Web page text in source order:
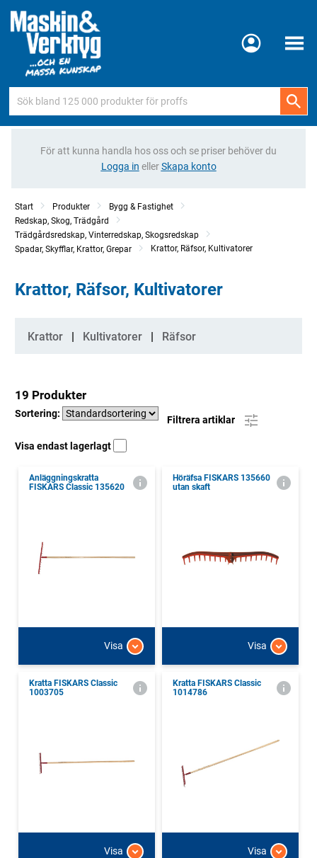
Meny
För att kunna handla hos oss och se priser behöver du
Logga in ellerSkapa konto
Start Produkter
Bygg & Fastighet
Redskap, Skog, Trädgård
Trädgårdsredskap, Vinterredskap, Skogsredskap
Spadar, Skyfflar, Krattor, Grepar
Krattor, Räfsor, Kultivatorer
Krattor, Räfsor, Kultivatorer
Kategorier
Krattor Kultivatorer Räfsor
19 Produkter
Sortering:
Filtrera artiklar
Visa endast lagerlagt
Anläggningskratta
FISKARS Classic 135620
Visa
Höräfsa FISKARS 135660
utan skaft
Visa
Kratta FISKARS Classic
1003705
Visa
Kratta FISKARS Classic
1014786
Visa